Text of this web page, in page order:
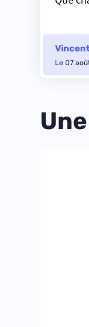
Le 07